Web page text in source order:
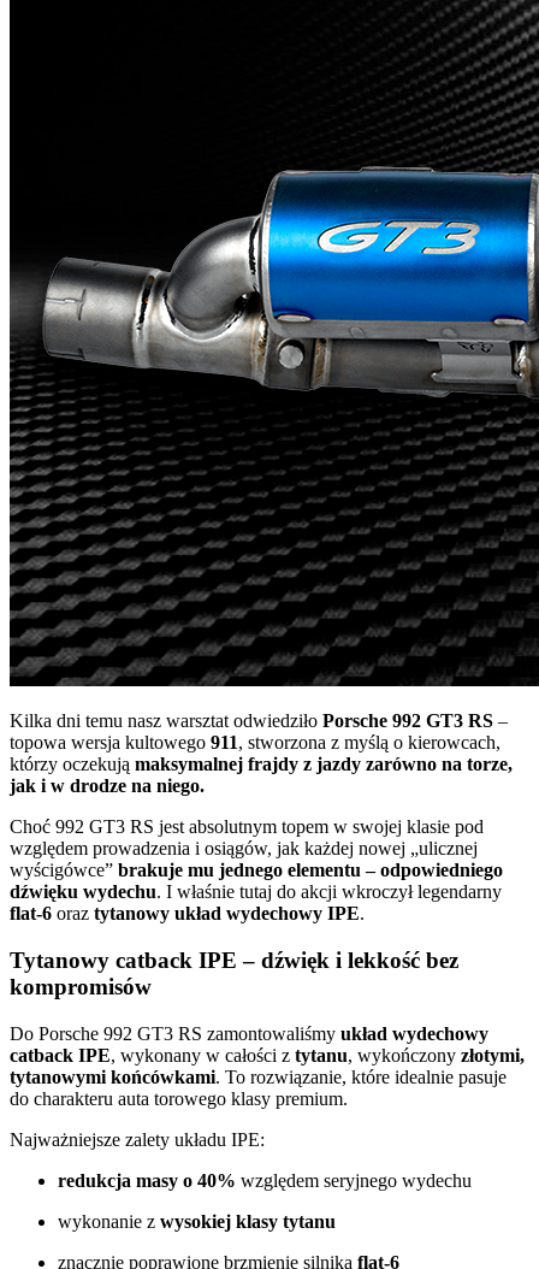
Kilka dni temu nasz warsztat odwiedziło Porsche 992 GT3 RS –
topowa wersja kultowego 911, stworzona z myślą o kierowcach,
którzy oczekują maksymalnej frajdy z jazdy zarówno na torze,
jak i w drodze na niego.
Choć 992 GT3 RS jest absolutnym topem w swojej klasie pod
względem prowadzenia i osiągów, jak każdej nowej „ulicznej
wyścigówce” brakuje mu jednego elementu – odpowiedniego
dźwięku wydechu. I właśnie tutaj do akcji wkroczył legendarny
flat-6 oraz tytanowy układ wydechowy IPE.
Tytanowy catback IPE – dźwięk i lekkość bez
kompromisów
Do Porsche 992 GT3 RS zamontowaliśmy układ wydechowy
catback IPE, wykonany w całości z tytanu, wykończony złotymi,
tytanowymi końcówkami. To rozwiązanie, które idealnie pasuje
do charakteru auta torowego klasy premium.
Najważniejsze zalety układu IPE:
redukcja masy o 40% względem seryjnego wydechu
wykonanie z wysokiej klasy tytanu
znacznie poprawione brzmienie silnika flat-6